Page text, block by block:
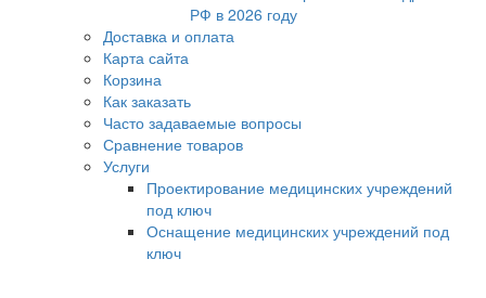
РФ в 2026 году
Доставка и оплата
Карта сайта
Корзина
Как заказать
Часто задаваемые вопросы
Сравнение товаров
Услуги
Проектирование медицинских учреждений
под ключ
Оснащение медицинских учреждений под
ключ